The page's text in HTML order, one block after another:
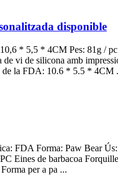
disponible
* 5,5 * 4CM Pes: 81g /
vi de silicona amb
de la FDA: 10.6 * 5.5 * 4CM
FDA Forma: Paw Bear
Eines de barbacoa
per a pa ...